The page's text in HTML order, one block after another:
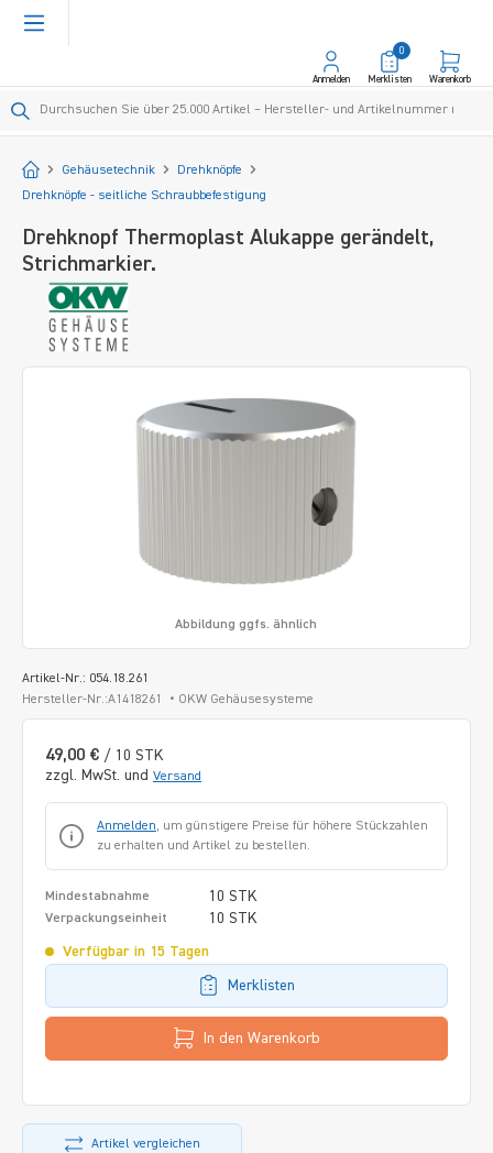
springen
Anmelden Merklisten
0
Warenkorb
Startseite
Gehäusetechnik
Drehknöpfe
Drehknöpfe - seitliche Schraubbefestigung
Drehknopf Thermoplast Alukappe gerändelt,
Strichmarkier.
Artikel-Nr.: 054.18.261
Hersteller-Nr.:A1418261
OKW Gehäusesysteme
Abbildung ggfs. ähnlich
49,00 € / 10 STK
zzgl. MwSt. und Versand
Anmelden, um günstigere Preise für höhere Stückzahlen
zu erhalten und Artikel zu bestellen.
Mindestabnahme 10 STK
Verpackungseinheit 10 STK
Verfügbar in 15 Tagen
Merklisten
In den Warenkorb
Artikel vergleichen